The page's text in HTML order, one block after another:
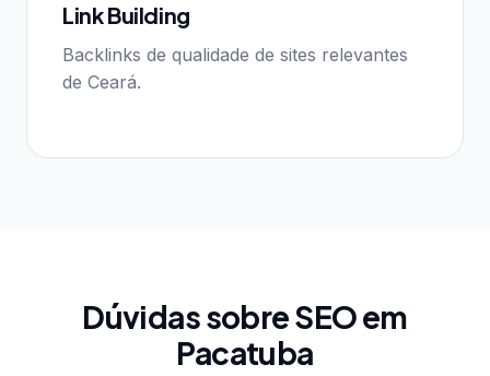
Link Building
Backlinks de qualidade de sites relevantes
de Ceará.
Dúvidas sobre SEO em
Pacatuba